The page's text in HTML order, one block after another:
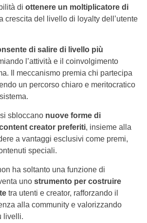
di ottenere un moltiplicatore di
crescita del livello di loyalty dell’utente
di salire di livello più
l’attività e il coinvolgimento
Il meccanismo premia chi partecipa
un percorso chiaro e meritocratico
sbloccano nuove forme di
creator preferiti, insieme alla
a vantaggi esclusivi come premi,
speciali.
ha soltanto una funzione di
uno strumento per costruire
tra utenti e creator, rafforzando il
alla community e valorizzando
livelli.